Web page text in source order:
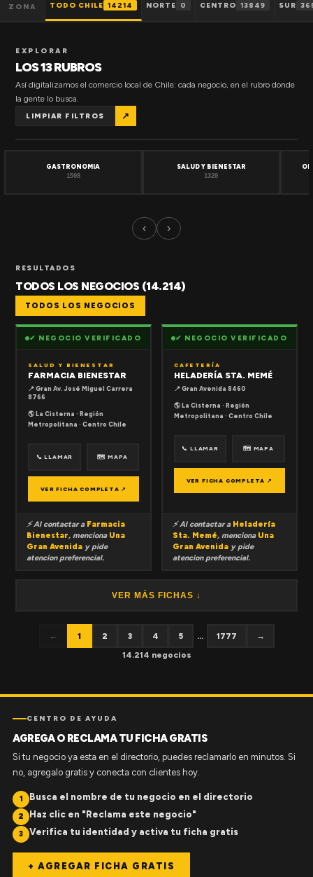
ZONA TODO CHILE 14214 NORTE 0 CENTRO 13849 SUR
EXPLORAR
LOS 13 RUBROS
Así digitalizamos el comercio local de Chile: cada negocio, en el rubro donde
la gente lo busca.
LIMPIAR FILTROS ↗
GASTRONOMIA
1508
SALUD Y BIENESTAR
1320
‹ ›
RESULTADOS
TODOS LOS NEGOCIOS (14.214)
TODOS LOS NEGOCIOS
✔ NEGOCIO VERIFICADO
SALUD Y BIENESTAR
FARMACIA BIENESTAR
📍 Gran Av. José Miguel Carrera
8766
🌎 La Cisterna · Región
Metropolitana · Centro Chile
📞 LLAMAR 🗺 MAPA
VER FICHA COMPLETA ↗
⚡ Al contactar a Farmacia
Bienestar, menciona Una
Gran Avenida y pide
atencion preferencial.
✔ NEGOCIO VERIFICADO
CAFETERÍA
HELADERÍA STA. MEMÉ
📍 Gran Avenida 8460
🌎 La Cisterna · Región
Metropolitana · Centro Chile
📞 LLAMAR 🗺 MAPA
VER FICHA COMPLETA ↗
⚡ Al contactar a Heladería
Sta. Memé, menciona Una
Gran Avenida y pide
atencion preferencial.
VER MÁS FICHAS ↓
← 1 2 3 4 5 ... 1777
→
14.214 negocios
CENTRO DE AYUDA
AGREGA O RECLAMA TU FICHA GRATIS
Si tu negocio ya esta en el directorio, puedes reclamarlo en minutos. Si
no, agregalo gratis y conecta con clientes hoy.
1 Busca el nombre de tu negocio en el directorio
2 Haz clic en "Reclama este negocio"
3 Verifica tu identidad y activa tu ficha gratis
+ AGREGAR FICHA GRATIS